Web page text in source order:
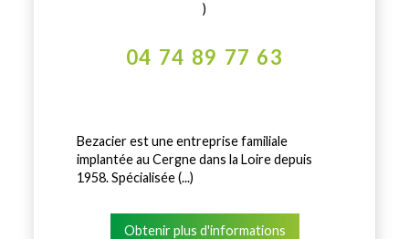
)
04 74 89 77 63
Bezacier est une entreprise familiale
implantée au Cergne dans la Loire depuis
1958. Spécialisée (...)
Obtenir plus d'informations